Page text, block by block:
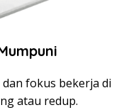
fokus bekerja di
atau redup.